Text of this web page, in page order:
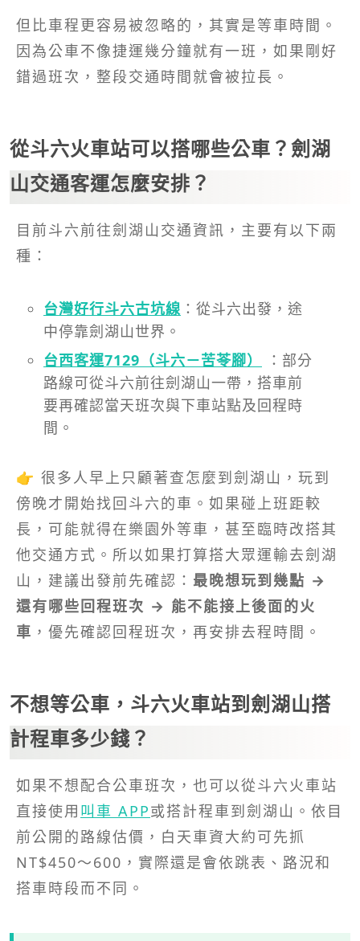
但比車程更容易被忽略的，其實是等車時間。
因為公車不像捷運幾分鐘就有一班，如果剛好
錯過班次，整段交通時間就會被拉長。
從斗六火車站可以搭哪些公車？劍湖
山交通客運怎麼安排？
目前斗六前往劍湖山交通資訊，主要有以下兩
種：
台灣好行斗六古坑線 ：從斗六出發，途
中停靠劍湖山世界。
台西客運7129（斗六－苦苓腳）
：部分
路線可從斗六前往劍湖山一帶，搭車前
要再確認當天班次與下車站點及回程時
間。
👉 很多人早上只顧著查怎麼到劍湖山，玩到
傍晚才開始找回斗六的車。如果碰上班距較
長，可能就得在樂園外等車，甚至臨時改搭其
他交通方式。所以如果打算搭大眾運輸去劍湖
山，建議出發前先確認： 最晚想玩到幾點 →
還有哪些回程班次 → 能不能接上後面的火
車 ，優先確認回程班次，再安排去程時間。
不想等公車，斗六火車站到劍湖山搭
計程車多少錢？
如果不想配合公車班次，也可以從斗六火車站
直接使用 叫車 APP或搭計程車到劍湖山。依目
前公開的路線估價，白天車資大約可先抓
NT$450～600，實際還是會依跳表、路況和
搭車時段而不同。